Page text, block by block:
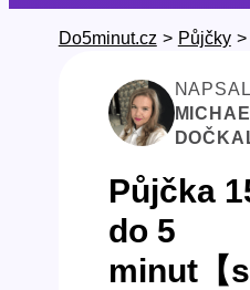
Do5minut.cz > Půjčky >
Půjčka
do 5
minut【